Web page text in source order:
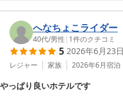
0歳と2歳のお子さまとご一緒
プライベートビーチ、キッズ
だけたと伺い、大変嬉しく存じ
特に2歳のお子さまの“初めて
へなちょこライダー
40代/男性 | 1件のクチコミ
5 2026年6月23日
レジャー 家族 2026年6月宿泊
やっぱり良いホテルです